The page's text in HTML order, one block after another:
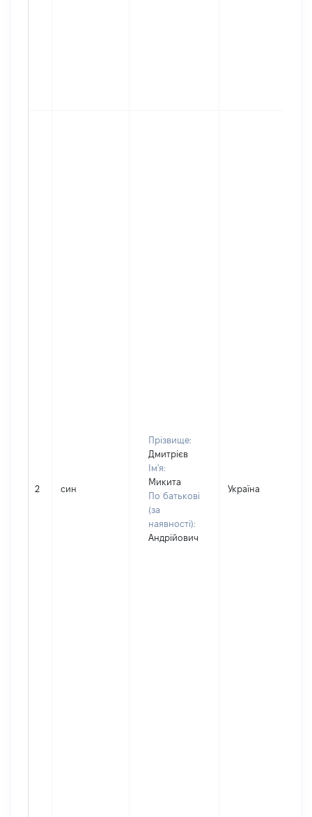
2 син
Прізвище:
Дмитрієв
Ім'я:
Микита
По батькові
(за
наявності):
Андрійович
Україна